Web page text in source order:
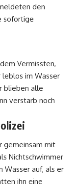
den
sofortige
Vermissten,
leblos im Wasser
blieben alle
verstarb noch
gemeinsam mit
Nichtschwimmer
Wasser auf, als er
ihn eine